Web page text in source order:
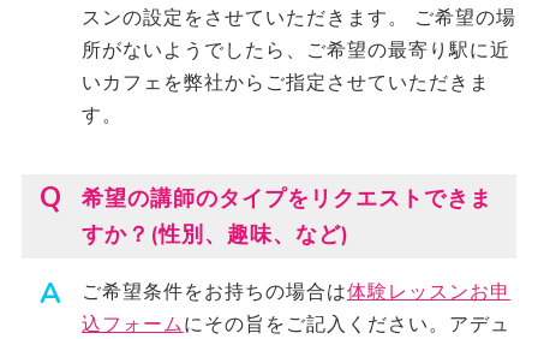
スンの設定をさせていただきます。 ご希望の場
所がないようでしたら、ご希望の最寄り駅に近
いカフェを弊社からご指定させていただきま
す。
希望の講師のタイプをリクエストできま
すか？(性別、趣味、など)
ご希望条件をお持ちの場合は体験レッスンお申
込フォームにその旨をご記入ください。アデュ